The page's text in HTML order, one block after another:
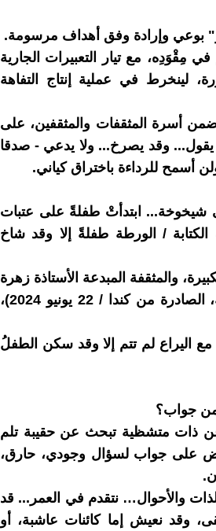
بوعي وإرادة وفق أهداف مرسومة.
مِقْوَدِه، مع تيار التعبيرات الجارية
لينخرط في عملية إنتاج التفاهة
أسرة المثقفات والمثقفين، على
وقد يصرخ... ولا يدعي - صدقا
للرداءة باختراق كياني.
شيخوخة... ابتدأتْ طفلةً على عتبات
/ الورطة طفلةً إلا وقد شاخ
والمثقفة المبدعة الأستاذة زهرة
منون ناصر، في رحاب (جريدة ألوان الرقمية، الصادرة من كندا / 22 يونيو 2024)،
اليراع لم تتم إلا وقد سكن الطفلُ
جواب؟
ذات متشظية تبحث عن حقيبة تلم
على جواب لسؤال وجودي، حارق،
والأحوال… نتقدم في العمر... قد
نعيش إما كائنات عاشبة، أو